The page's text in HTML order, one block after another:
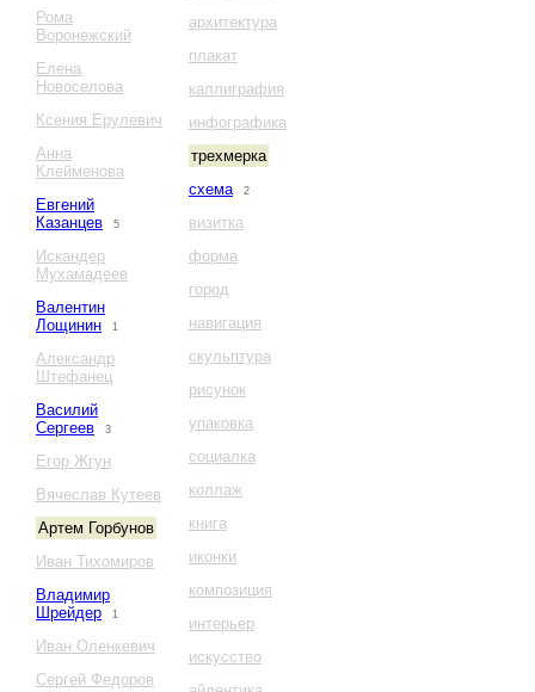
Рома
Воронежский
Елена
Новоселова
Ксения Ерулевич
Анна
Клейменова
Евгений
Казанцев
5
Искандер
Мухамадеев
Валентин
Лощинин
1
Александр
Штефанец
Василий
Сергеев
3
Егор Жгун
Вячеслав Кутеев
Артем Горбунов
Иван Тихомиров
Владимир
Шрейдер
1
Иван Оленкевич
Сергей Федоров
архитектура
плакат
каллиграфия
инфографика
трехмерка
схема
2
визитка
форма
город
навигация
скульптура
рисунок
упаковка
социалка
коллаж
книга
иконки
композиция
интерьер
искусство